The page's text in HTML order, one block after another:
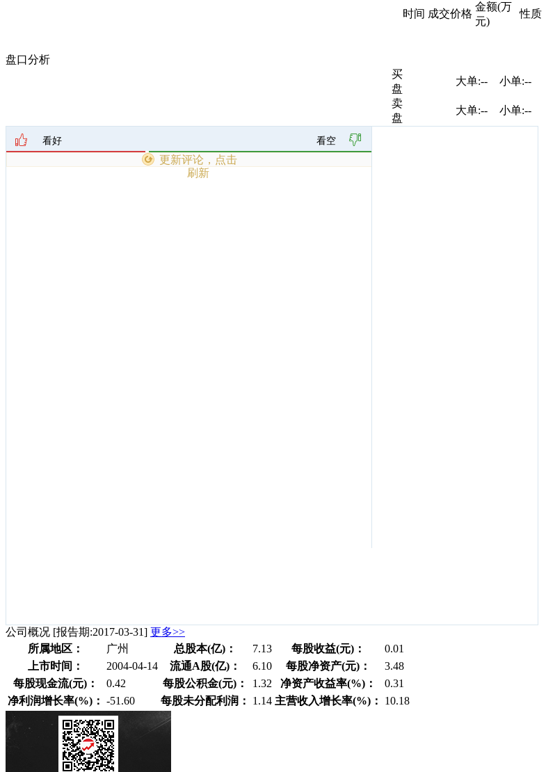
时间 成交价格
金额(万
元)
性质
盘口分析
买
盘
大单:--
小单:--
卖
盘
大单:-- 小单:--
看好 看空
更新评论，点击
刷新
公司概况 [报告期:2017-03-31] 更多>>
所属地区：
广州 总股本(亿)： 7.13 每股收益(元)：
0.01
上市时间：
2004-04-14 流通A股(亿)： 6.10 每股净资产(元)：
3.48
每股现金流(元)：
0.42 每股公积金(元)： 1.32 净资产收益率(%)：
0.31
净利润增长率(%)： -51.60 每股未分配利润： 1.14 主营收入增长率(%)： 10.18